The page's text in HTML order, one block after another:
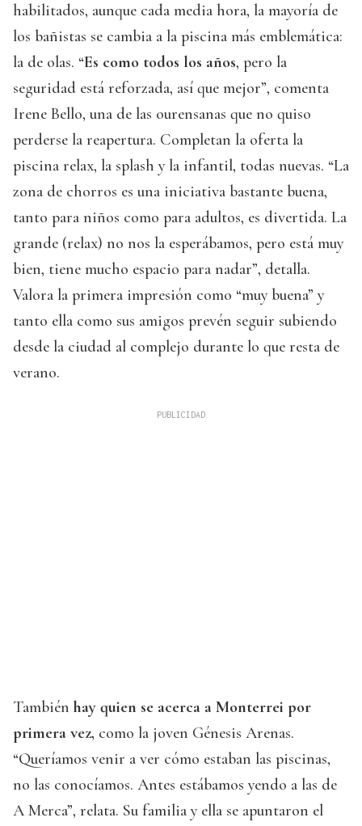
habilitados, aunque cada media hora, la mayoría de
los bañistas se cambia a la piscina más emblemática:
la de olas. “Es como todos los años, pero la
seguridad está reforzada, así que mejor”, comenta
Irene Bello, una de las ourensanas que no quiso
perderse la reapertura. Completan la oferta la
piscina relax, la splash y la infantil, todas nuevas. “La
zona de chorros es una iniciativa bastante buena,
tanto para niños como para adultos, es divertida. La
grande (relax) no nos la esperábamos, pero está muy
bien, tiene mucho espacio para nadar”, detalla.
Valora la primera impresión como “muy buena” y
tanto ella como sus amigos prevén seguir subiendo
desde la ciudad al complejo durante lo que resta de
verano.
También hay quien se acerca a Monterrei por
primera vez, como la joven Génesis Arenas.
“Queríamos venir a ver cómo estaban las piscinas,
no las conocíamos. Antes estábamos yendo a las de
A Merca”, relata. Su familia y ella se apuntaron el